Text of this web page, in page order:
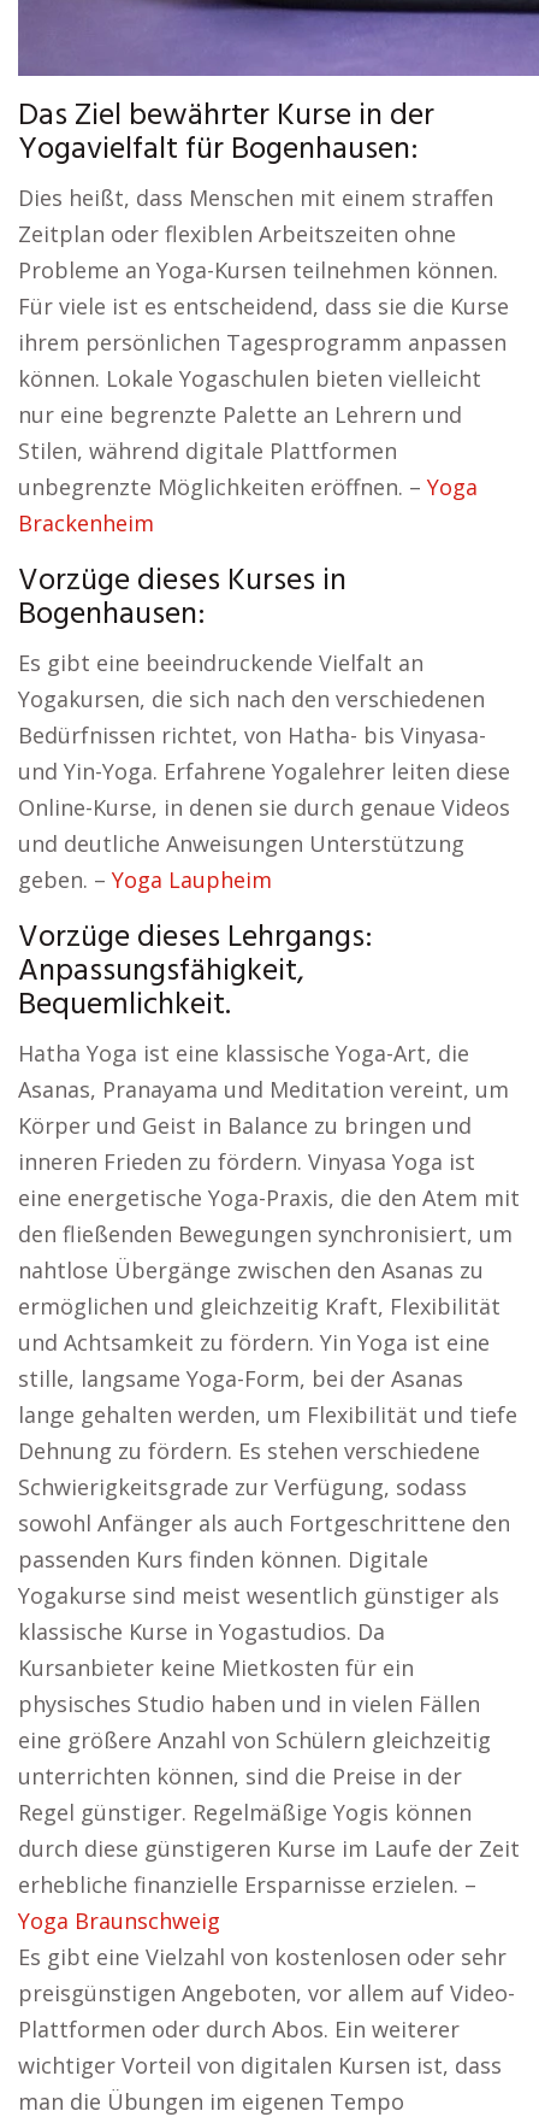
Das Ziel bewährter Kurse in der
Yogavielfalt für Bogenhausen:
Dies heißt, dass Menschen mit einem straffen
Zeitplan oder flexiblen Arbeitszeiten ohne
Probleme an Yoga-Kursen teilnehmen können.
Für viele ist es entscheidend, dass sie die Kurse
ihrem persönlichen Tagesprogramm anpassen
können. Lokale Yogaschulen bieten vielleicht
nur eine begrenzte Palette an Lehrern und
Stilen, während digitale Plattformen
unbegrenzte Möglichkeiten eröffnen. – Yoga
Brackenheim
Vorzüge dieses Kurses in
Bogenhausen:
Es gibt eine beeindruckende Vielfalt an
Yogakursen, die sich nach den verschiedenen
Bedürfnissen richtet, von Hatha- bis Vinyasa-
und Yin-Yoga. Erfahrene Yogalehrer leiten diese
Online-Kurse, in denen sie durch genaue Videos
und deutliche Anweisungen Unterstützung
geben. – Yoga Laupheim
Vorzüge dieses Lehrgangs:
Anpassungsfähigkeit,
Bequemlichkeit.
Hatha Yoga ist eine klassische Yoga-Art, die
Asanas, Pranayama und Meditation vereint, um
Körper und Geist in Balance zu bringen und
inneren Frieden zu fördern. Vinyasa Yoga ist
eine energetische Yoga-Praxis, die den Atem mit
den fließenden Bewegungen synchronisiert, um
nahtlose Übergänge zwischen den Asanas zu
ermöglichen und gleichzeitig Kraft, Flexibilität
und Achtsamkeit zu fördern. Yin Yoga ist eine
stille, langsame Yoga-Form, bei der Asanas
lange gehalten werden, um Flexibilität und tiefe
Dehnung zu fördern. Es stehen verschiedene
Schwierigkeitsgrade zur Verfügung, sodass
sowohl Anfänger als auch Fortgeschrittene den
passenden Kurs finden können. Digitale
Yogakurse sind meist wesentlich günstiger als
klassische Kurse in Yogastudios. Da
Kursanbieter keine Mietkosten für ein
physisches Studio haben und in vielen Fällen
eine größere Anzahl von Schülern gleichzeitig
unterrichten können, sind die Preise in der
Regel günstiger. Regelmäßige Yogis können
durch diese günstigeren Kurse im Laufe der Zeit
erhebliche finanzielle Ersparnisse erzielen. –
Yoga Braunschweig
Es gibt eine Vielzahl von kostenlosen oder sehr
preisgünstigen Angeboten, vor allem auf Video-
Plattformen oder durch Abos. Ein weiterer
wichtiger Vorteil von digitalen Kursen ist, dass
man die Übungen im eigenen Tempo